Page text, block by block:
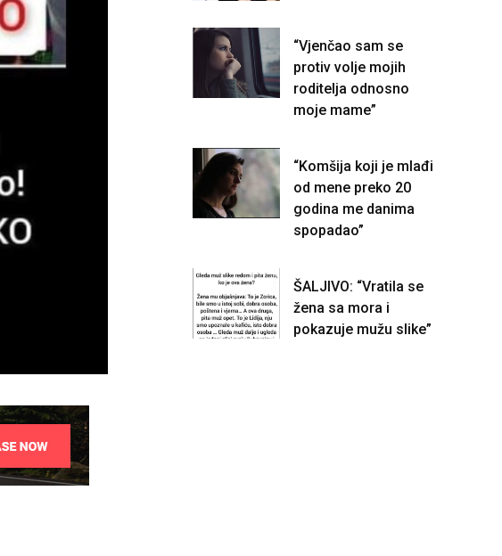
“Vjenčao sam se
protiv volje mojih
roditelja odnosno
moje mame”
“Komšija koji je mlađi
od mene preko 20
godina me danima
spopadao”
ŠALJIVO: “Vratila se
žena sa mora i
pokazuje mužu slike”